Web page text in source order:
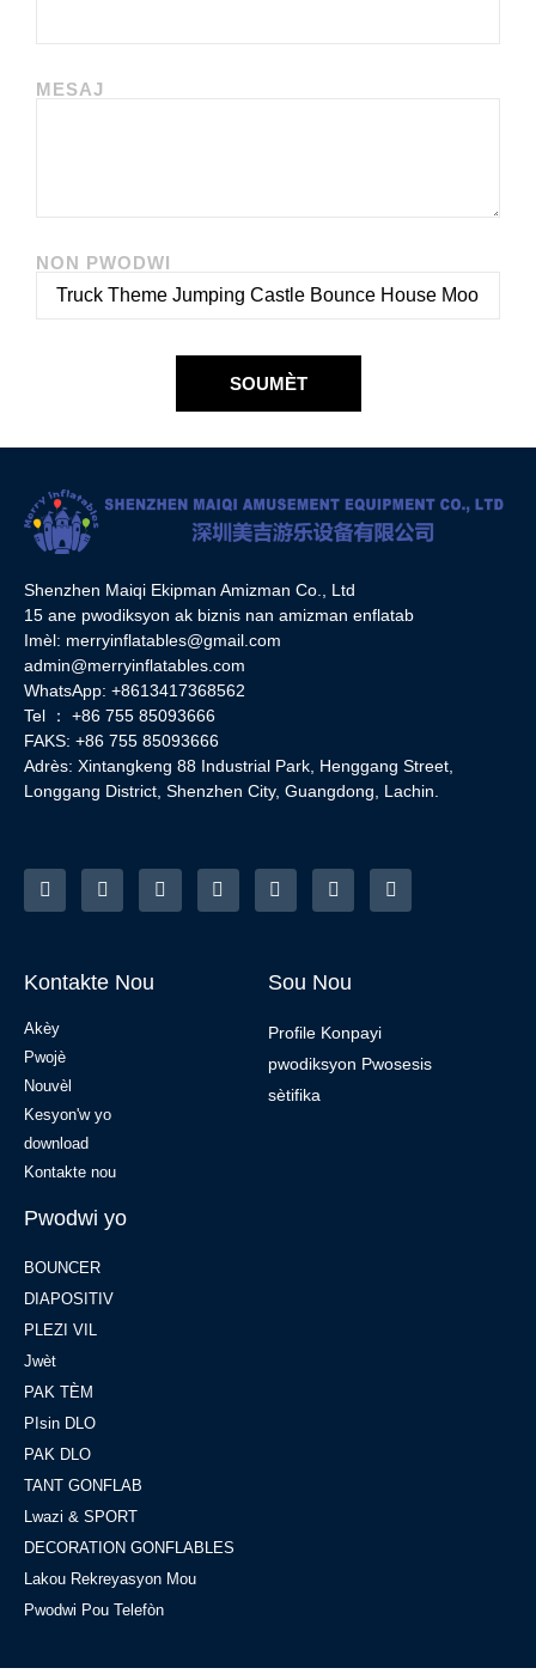
MESAJ
NON PWODWI
SOUMÈT
Shenzhen Maiqi Ekipman Amizman Co., Ltd
15 ane pwodiksyon ak biznis nan amizman enflatab
Imèl: merryinflatables@gmail.com
admin@merryinflatables.com
WhatsApp: +8613417368562
Tel ： +86 755 85093666
FAKS: +86 755 85093666
Adrès: Xintangkeng 88 Industrial Park, Henggang Street,
Longgang District, Shenzhen City, Guangdong, Lachin.
Kontakte Nou
Akèy
Pwojè
Nouvèl
Kesyon'w yo
download
Kontakte nou
Sou Nou
Profile Konpayi
pwodiksyon Pwosesis
sètifika
Pwodwi yo
BOUNCER
DIAPOSITIV
PLEZI VIL
Jwèt
PAK TÈM
PIsin DLO
PAK DLO
TANT GONFLAB
Lwazi & SPORT
DECORATION GONFLABLES
Lakou Rekreyasyon Mou
Pwodwi Pou Telefòn